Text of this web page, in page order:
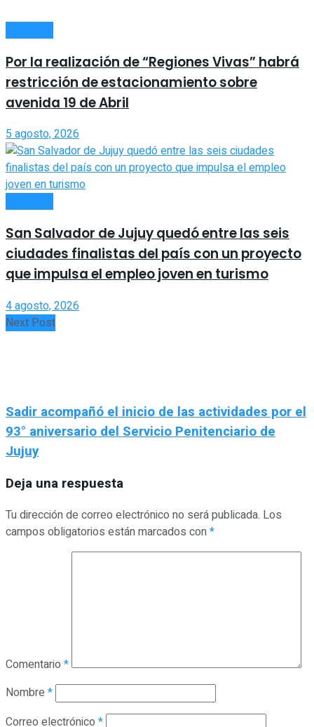
Por la realización de “Regiones Vivas” habrá
restricción de estacionamiento sobre
avenida 19 de Abril
5 agosto, 2026
San Salvador de Jujuy quedó entre las seis
ciudades finalistas del país con un proyecto
que impulsa el empleo joven en turismo
4 agosto, 2026
Next Post
Sadir acompañó el inicio de las actividades por el
93° aniversario del Servicio Penitenciario de
Jujuy
Deja una respuesta
Tu dirección de correo electrónico no será publicada. Los
campos obligatorios están marcados con*
Comentario *
Nombre *
Correo electrónico *